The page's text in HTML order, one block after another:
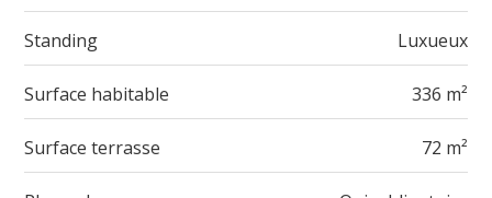
Standing Luxueux
Surface habitable 336 m²
Surface terrasse 72 m²